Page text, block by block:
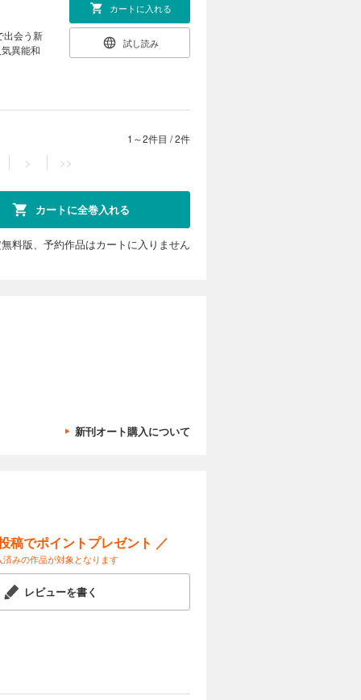
出会う新
異能和
カートに入れる
試し読み
1～2件目 /2件
> >>
カートに全巻入れる
料版、予約作品はカートに入りません
新刊オート購入について
稿でポイントプレゼント ／
済みの作品が対象となります
レビューを書く